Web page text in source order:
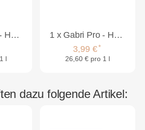
150ml
l
1 x Gabri Pro - Hair Styling Aqua Wax Edge Control 150ml
3,99 €*
26,60 € pro 1 l
dazu folgende Artikel: